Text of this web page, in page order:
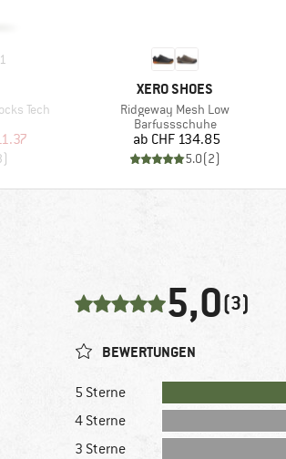
1
Tech
Preis
)
MARKE
XERO SHOES
Artikel
Ridgeway Mesh Low
Produktgruppe
Barfussschuhe
Preis
ab CHF 134.85
5.0(2)
5,0(3)
BEWERTUNGEN
5 Sterne
4 Sterne
3 Sterne